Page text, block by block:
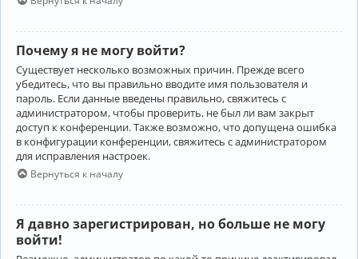
Почему я не могу войти?
Существует несколько возможных причин. Прежде всего
убедитесь, что вы правильно вводите имя пользователя и
пароль. Если данные введены правильно, свяжитесь с
администратором, чтобы проверить, не был ли вам закрыт
доступ к конференции. Также возможно, что допущена ошибка
в конфигурации конференции, свяжитесь с администратором
для исправления настроек.
Вернуться к началу
Я давно зарегистрирован, но больше не могу
войти!